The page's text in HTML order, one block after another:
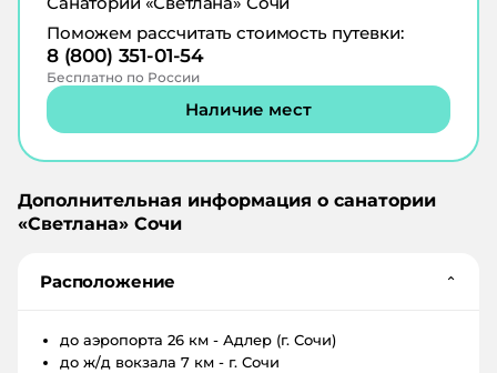
Поможем рассчитать стоимость путевки:
8 (800) 351-01-54
Бесплатно по России
Наличие мест
Дополнительная информация о санатории
«Светлана» Сочи
Расположение ⌄
до аэропорта 26 км - Адлер (г. Сочи)
до ж/д вокзала 7 км - г. Сочи